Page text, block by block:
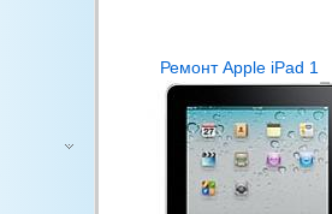
Ремонт Apple iPad 1